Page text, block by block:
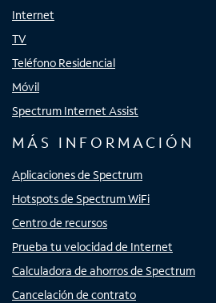
Internet
TV
Teléfono Residencial
Móvil
Spectrum Internet Assist
MÁS INFORMACIÓN
Aplicaciones de Spectrum
Hotspots de Spectrum WiFi
Centro de recursos
Prueba tu velocidad de Internet
Calculadora de ahorros de Spectrum
Cancelación de contrato